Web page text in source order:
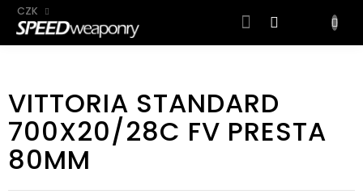
obsah
CZK
VITTORIA STANDARD
700X20/28C FV PRESTA
80MM